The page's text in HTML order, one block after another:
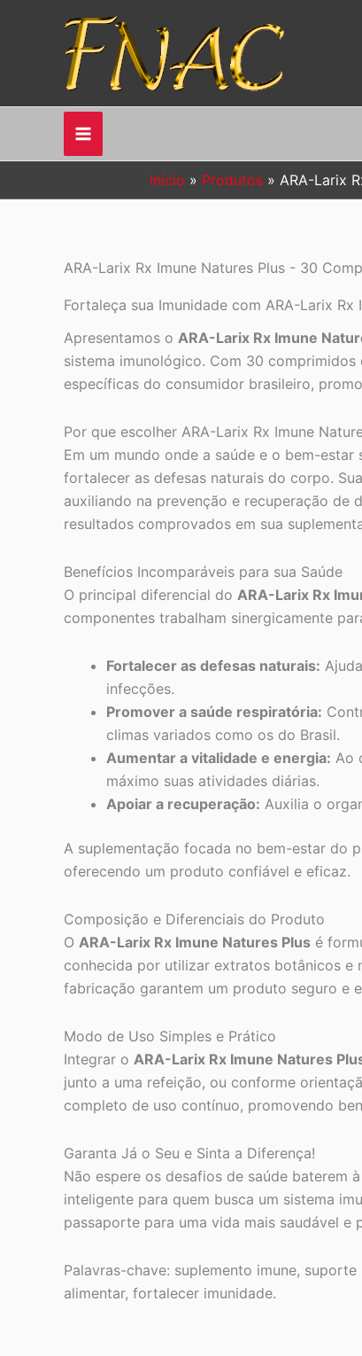
Início Produtos ARA-Larix
ARA-Larix Rx Imune Natures Plus - 30
Fortaleça sua Imunidade com ARA-Larix
Apresentamos o ARA-Larix Rx Imune
sistema imunológico. Com 30
específicas do consumidor brasileiro,
Por que escolher ARA-Larix Rx Imune
Em um mundo onde a saúde e o bem-estar
fortalecer as defesas naturais do corpo.
auxiliando na prevenção e recuperação de
resultados comprovados em sua
Benefícios Incomparáveis para sua Saúde
O principal diferencial do ARA-Larix Rx
componentes trabalham sinergicamente
Fortalecer as defesas naturais:
infecções.
Promover a saúde respiratória:
climas variados como os do Brasil.
Aumentar a vitalidade e energia: Ao
máximo suas atividades diárias.
Apoiar a recuperação: Auxilia o
A suplementação focada no bem-estar do
oferecendo um produto confiável e eficaz.
Composição e Diferenciais do Produto
O ARA-Larix Rx Imune Natures Plus é
conhecida por utilizar extratos botânicos e
fabricação garantem um produto seguro e
Modo de Uso Simples e Prático
Integrar o ARA-Larix Rx Imune Natures
junto a uma refeição, ou conforme
completo de uso contínuo, promovendo
Garanta Já o Seu e Sinta a Diferença!
Não espere os desafios de saúde baterem
inteligente para quem busca um sistema
passaporte para uma vida mais saudável e
Palavras-chave: suplemento imune,
alimentar, fortalecer imunidade.